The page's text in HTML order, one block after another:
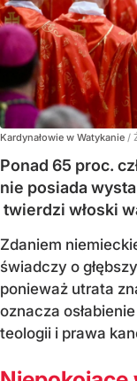
Kardynałowie w Watykanie /
Ponad 65 proc.
nie posiada
twierdzi włoski
Zdaniem
świadczy o
ponieważ utrata
oznacza
teologii i prawa